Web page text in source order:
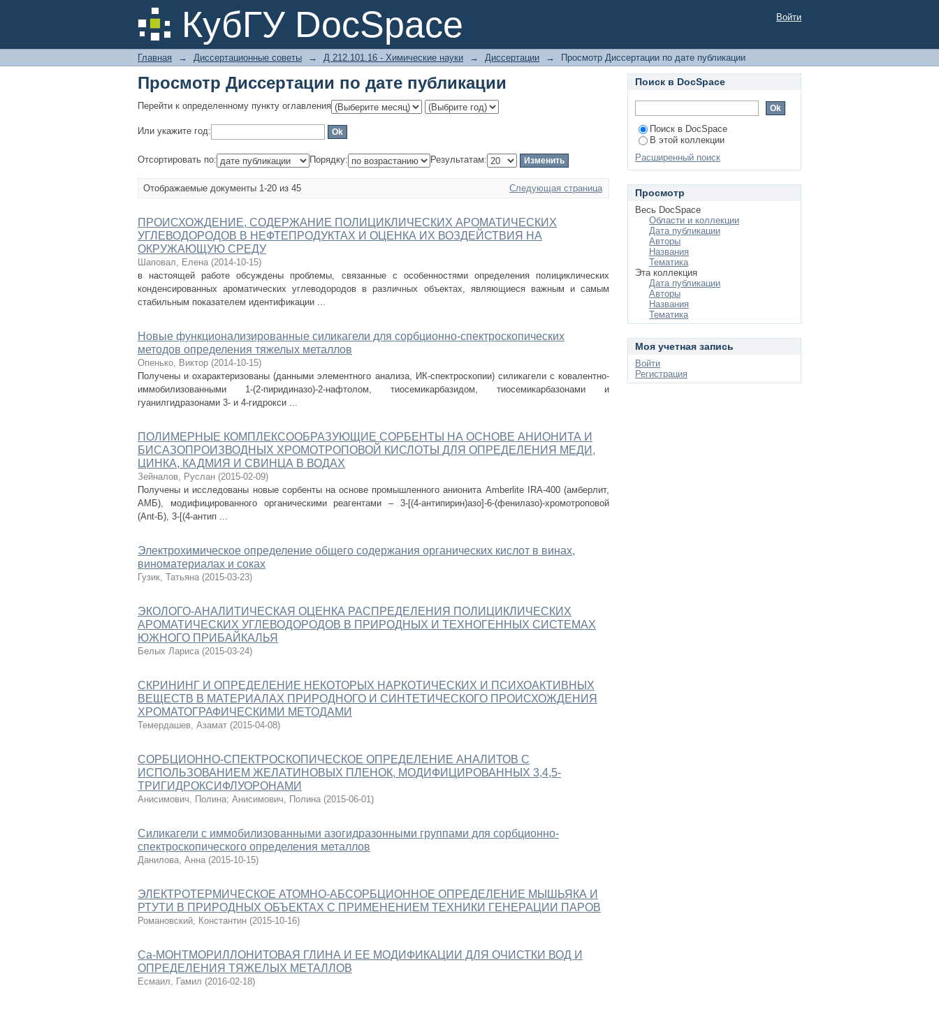
КубГУ DocSpace
Просмотр Диссертации по дате публикации Войти
Главная → Диссертационные советы → Д 212.101.16 - Химические науки → Диссертации → Просмотр Диссертации по дате публикации
Просмотр Диссертации по дате публикации
Перейти к определенному пункту оглавления
Или укажите год:
Отсортировать по: Порядку: Результатам:
Отображаемые документы 1-20 из 45 Следующая страница
ПРОИСХОЖДЕНИЕ, СОДЕРЖАНИЕ ПОЛИЦИКЛИЧЕСКИХ АРОМАТИЧЕСКИХ
УГЛЕВОДОРОДОВ В НЕФТЕПРОДУКТАХ И ОЦЕНКА ИХ ВОЗДЕЙСТВИЯ НА
ОКРУЖАЮЩУЮ СРЕДУ
Шаповал, Елена (2014-10-15)
в настоящей работе обсуждены проблемы, связанные с особенностями определения полициклических
конденсированных ароматических углеводородов в различных объектах, являющиеся важным и самым
стабильным показателем идентификации ...
Новые функционализированные силикагели для сорбционно-спектроскопических
методов определения тяжелых металлов
Опенько, Виктор (2014-10-15)
Получены и охарактеризованы (данными элементного анализа, ИК-спектроскопии) силикагели с ковалентно-
иммобилизованными 1-(2-пиридиназо)-2-нафтолом, тиосемикарбазидом, тиосемикарбазонами и
гуанилгидразонами 3- и 4-гидрокси ...
ПОЛИМЕРНЫЕ КОМПЛЕКСООБРАЗУЮЩИЕ СОРБЕНТЫ НА ОСНОВЕ АНИОНИТА И
БИСАЗОПРОИЗВОДНЫХ ХРОМОТРОПОВОЙ КИСЛОТЫ ДЛЯ ОПРЕДЕЛЕНИЯ МЕДИ,
ЦИНКА, КАДМИЯ И СВИНЦА В ВОДАХ
Зейналов, Руслан (2015-02-09)
Получены и исследованы новые сорбенты на основе промышленного анионита Amberlite IRA-400 (амберлит,
АМБ), модифицированного органическими реагентами – 3-[(4-антипирин)азо]-6-(фенилазо)-хромотроповой
(Ant-Б), 3-[(4-антип ...
Электрохимическое определение общего содержания органических кислот в винах,
виноматериалах и соках
Гузик, Татьяна (2015-03-23)
ЭКОЛОГО-АНАЛИТИЧЕСКАЯ ОЦЕНКА РАСПРЕДЕЛЕНИЯ ПОЛИЦИКЛИЧЕСКИХ
АРОМАТИЧЕСКИХ УГЛЕВОДОРОДОВ В ПРИРОДНЫХ И ТЕХНОГЕННЫХ СИСТЕМАХ
ЮЖНОГО ПРИБАЙКАЛЬЯ
Белых Лариса (2015-03-24)
СКРИНИНГ И ОПРЕДЕЛЕНИЕ НЕКОТОРЫХ НАРКОТИЧЕСКИХ И ПСИХОАКТИВНЫХ
ВЕЩЕСТВ В МАТЕРИАЛАХ ПРИРОДНОГО И СИНТЕТИЧЕСКОГО ПРОИСХОЖДЕНИЯ
ХРОМАТОГРАФИЧЕСКИМИ МЕТОДАМИ
Темердашев, Азамат (2015-04-08)
СОРБЦИОННО-СПЕКТРОСКОПИЧЕСКОЕ ОПРЕДЕЛЕНИЕ АНАЛИТОВ С
ИСПОЛЬЗОВАНИЕМ ЖЕЛАТИНОВЫХ ПЛЕНОК, МОДИФИЦИРОВАННЫХ 3,4,5-
ТРИГИДРОКСИФЛУОРОНАМИ
Анисимович, Полина; Анисимович, Полина (2015-06-01)
Силикагели с иммобилизованными азогидразонными группами для сорбционно-
спектроскопического определения металлов
Данилова, Анна (2015-10-15)
ЭЛЕКТРОТЕРМИЧЕСКОЕ АТОМНО-АБСОРБЦИОННОЕ ОПРЕДЕЛЕНИЕ МЫШЬЯКА И
РТУТИ В ПРИРОДНЫХ ОБЪЕКТАХ С ПРИМЕНЕНИЕМ ТЕХНИКИ ГЕНЕРАЦИИ ПАРОВ
Романовский, Константин (2015-10-16)
Ca-МОНТМОРИЛЛОНИТОВАЯ ГЛИНА И ЕЕ МОДИФИКАЦИИ ДЛЯ ОЧИСТКИ ВОД И
ОПРЕДЕЛЕНИЯ ТЯЖЕЛЫХ МЕТАЛЛОВ
Есмаил, Гамил (2016-02-18)
Поиск в DocSpace
Поиск в DocSpace
В этой коллекции
Расширенный поиск
Просмотр
Весь DocSpace
Области и коллекции
Дата публикации
Авторы
Названия
Тематика
Эта коллекция
Дата публикации
Авторы
Названия
Тематика
Моя учетная запись
Войти
Регистрация